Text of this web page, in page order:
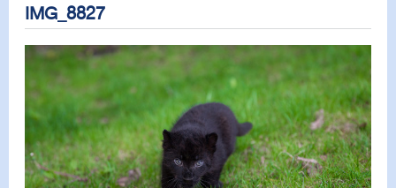
IMG_8827